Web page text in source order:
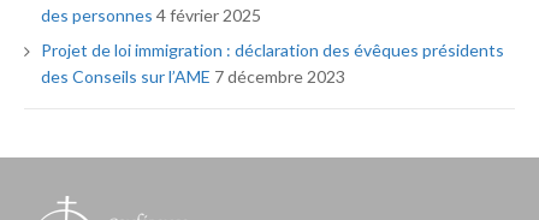
des personnes 4 février 2025
Projet de loi immigration : déclaration des évêques présidents
des Conseils sur l’AME 7 décembre 2023